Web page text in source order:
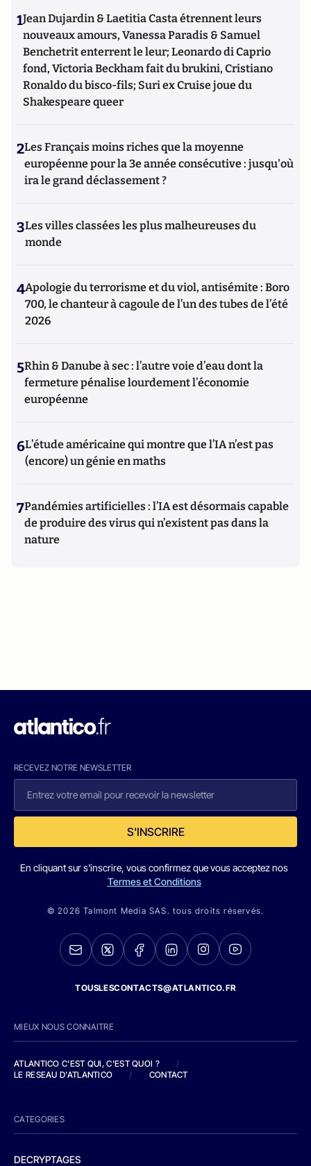
1Jean Dujardin & Laetitia Casta étrennent leurs
nouveaux amours, Vanessa Paradis & Samuel
Benchetrit enterrent le leur; Leonardo di Caprio
fond, Victoria Beckham fait du brukini, Cristiano
Ronaldo du bisco-fils; Suri ex Cruise joue du
Shakespeare queer
2Les Français moins riches que la moyenne
européenne pour la 3e année consécutive : jusqu'où
ira le grand déclassement ?
3Les villes classées les plus malheureuses du
monde
4Apologie du terrorisme et du viol, antisémite : Boro
700, le chanteur à cagoule de l’un des tubes de l’été
2026
5Rhin & Danube à sec : l’autre voie d’eau dont la
fermeture pénalise lourdement l’économie
européenne
6L’étude américaine qui montre que l’IA n’est pas
(encore) un génie en maths
7Pandémies artificielles : l’IA est désormais capable
de produire des virus qui n’existent pas dans la
nature
RECEVEZ NOTRE NEWSLETTER
S'INSCRIRE
En cliquant sur s'inscrire, vous confirmez que vous acceptez nos
Termes et Conditions
© 2026 Talmont Media SAS. tous droits réservés.
TOUSLESCONTACTS@ATLANTICO.FR
MIEUX NOUS CONNAITRE
ATLANTICO C'EST QUI, C'EST QUOI ?
/
LE RESEAU D'ATLANTICO
/ CONTACT
CATEGORIES
DECRYPTAGES